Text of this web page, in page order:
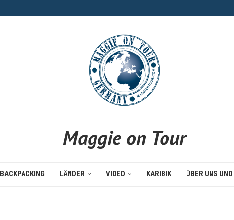
Maggie on Tour
BACKPACKING LÄNDER VIDEO KARIBIK ÜBER UNS